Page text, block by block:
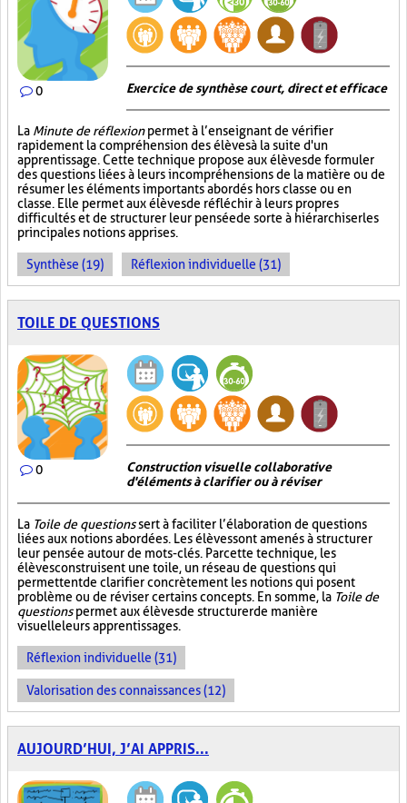
0 Exercice de synthèse court, direct et efficace
La Minute de réflexionpermet à l’enseignant de vérifier
rapidement la compréhension des élèves à la suite d'un
apprentissage. Cette technique propose aux élèves de formuler
des questions liées à leurs incompréhensions de la matière ou de
résumer les éléments importants abordés hors classe ou en
classe. Elle permet aux élèves de réfléchir à leurs propres
difficultés et de structurer leur pensée de sorte à hiérarchiser les
principales notions apprises.
Synthèse (19) Réflexion individuelle (31)
TOILE DE QUESTIONS
0
Construction visuelle collaborative
d'éléments à clarifier ou à réviser
La Toile de questionssert à faciliter l’élaboration de questions
liées aux notions abordées. Les élèves sont amenés à structurer
leur pensée autour de mots-clés. Par cette technique, les
élèves construisent une toile, un réseau de questions qui
permettent de clarifier concrètement les notions qui posent
problème ou de réviser certains concepts. En somme, la Toile de
questionspermet aux élèves de structurer de manière
visuelle leurs apprentissages.
Réflexion individuelle (31)
Valorisation des connaissances (12)
AUJOURD’HUI, J’AI APPRIS...